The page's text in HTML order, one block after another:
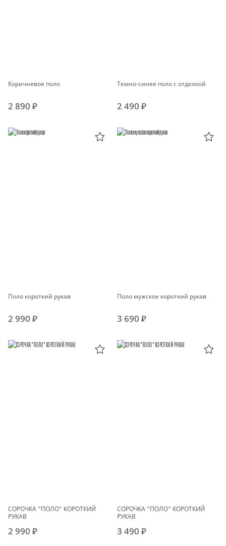
Коричневое поло
2 890 ₽
Темно-синее поло с отделкой
2 490 ₽
Поло короткий рукав
2 990 ₽
Поло мужское короткий рукав
3 690 ₽
СОРОЧКА "ПОЛО" КОРОТКИЙ
РУКАВ
2 990 ₽
СОРОЧКА "ПОЛО" КОРОТКИЙ
РУКАВ
3 490 ₽